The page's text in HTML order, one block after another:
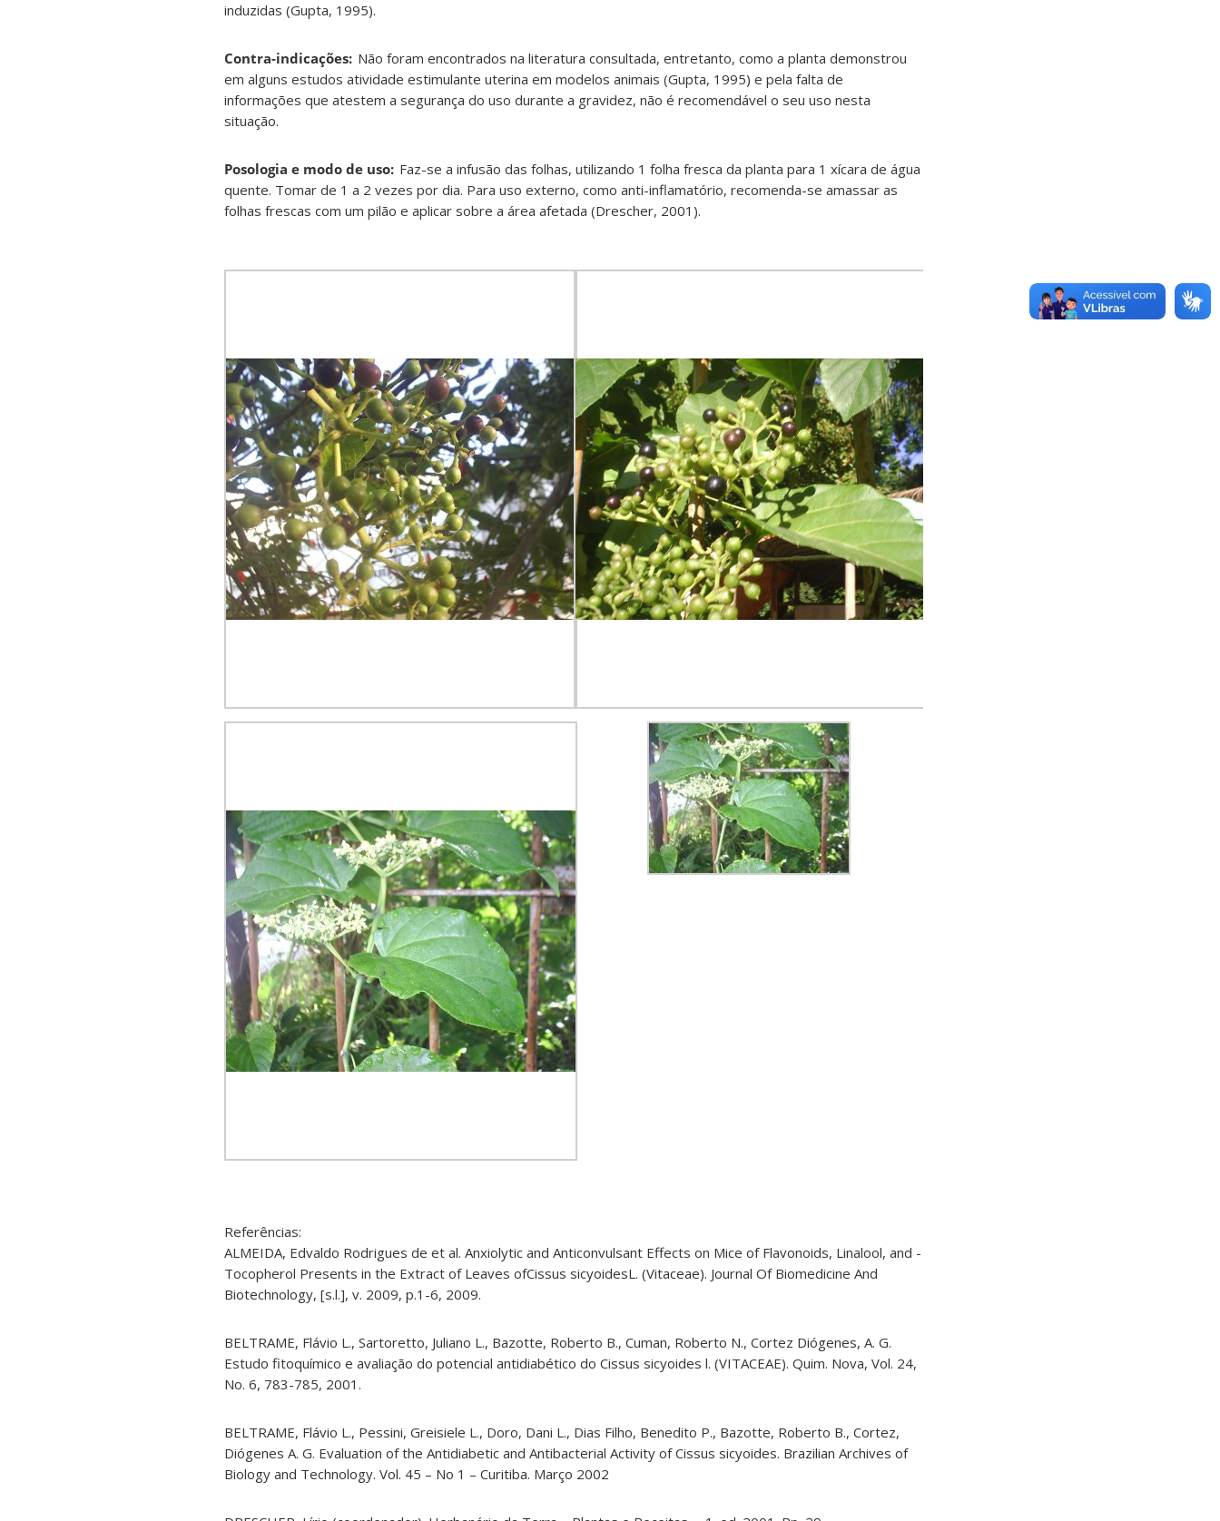
induzidas (Gupta, 1995).
Contra-indicações: Não foram encontrados na literatura consultada, entretanto, como a planta demonstrou
em alguns estudos atividade estimulante uterina em modelos animais (Gupta, 1995) e pela falta de
informações que atestem a segurança do uso durante a gravidez, não é recomendável o seu uso nesta
situação.
Posologia e modo de uso: Faz-se a infusão das folhas, utilizando 1 folha fresca da planta para 1 xícara de água
quente. Tomar de 1 a 2 vezes por dia. Para uso externo, como anti-inflamatório, recomenda-se amassar as
folhas frescas com um pilão e aplicar sobre a área afetada (Drescher, 2001).
Referências:
ALMEIDA, Edvaldo Rodrigues de et al. Anxiolytic and Anticonvulsant Effects on Mice of Flavonoids, Linalool, and -
Tocopherol Presents in the Extract of Leaves ofCissus sicyoidesL. (Vitaceae). Journal OfBiomedicine And
Biotechnology, [s.l.], v. 2009, p.1-6, 2009.
BELTRAME, Flávio L., Sartoretto, Juliano L., Bazotte, Roberto B., Cuman, Roberto N., Cortez Diógenes, A. G.
Estudo fitoquímico e avaliação do potencial antidiabético do Cissus sicyoides l. (VITACEAE). Quim. Nova, Vol. 24,
No. 6, 783-785, 2001.
BELTRAME, Flávio L., Pessini, Greisiele L., Doro, Dani L., Dias Filho, Benedito P., Bazotte, Roberto B., Cortez,
Diógenes A. G. Evaluation of the Antidiabetic and Antibacterial Activity of Cissus sicyoides. Brazilian Archives of
Biology and Technology. Vol. 45 – No 1 – Curitiba. Março 2002